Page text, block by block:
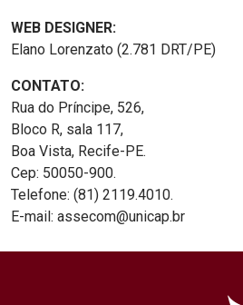
WEB DESIGNER:
Elano Lorenzato (2.781 DRT/PE)
CONTATO:
Rua do Príncipe, 526,
Bloco R, sala 117,
Boa Vista, Recife-PE.
Cep: 50050-900.
Telefone: (81) 2119.4010.
E-mail: assecom@unicap.br